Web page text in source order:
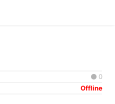
0
Offline